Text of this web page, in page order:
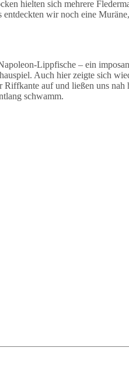
hielten sich mehrere
entdeckten wir noch eine
Lippfische – ein
Auch hier zeigte sich
auf und ließen uns nah
schwamm.